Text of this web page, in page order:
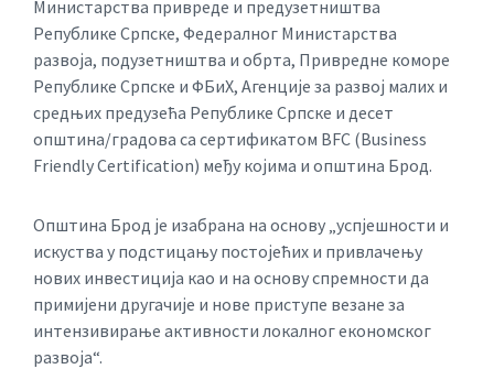
Министарства привреде и предузетништва
Републике Српске, Федералног Министарства
развоја, подузетништва и обрта, Привредне коморе
Републике Српске и ФБиХ, Агенције за развој малих и
средњих предузећа Републике Српске и десет
општина/градова са сертификатом BFC (Business
Friendly Certification) међу којима и општина Брод.
Општина Брод је изабрана на основу „успјешности и
искуства у подстицању постојећих и привлачењу
нових инвестиција као и на основу спремности да
примијени другачије и нове приступе везане за
интензивирање активности локалног економског
развоја“.